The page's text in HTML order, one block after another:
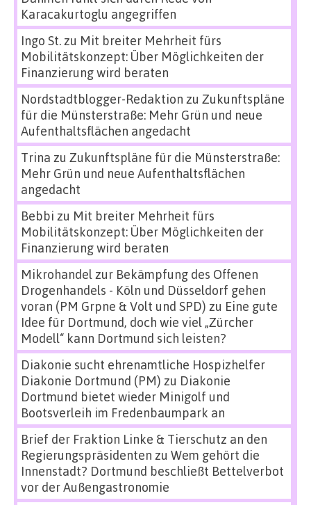
Karacakurtoglu angegriffen
Ingo St.zu Mit breiter Mehrheit fürs
Mobilitätskonzept: Über Möglichkeiten der
Finanzierung wird beraten
Nordstadtblogger-Redaktion zu Zukunftspläne
für die Münsterstraße: Mehr Grün und neue
Aufenthaltsflächen angedacht
Trina zu Zukunftspläne für die Münsterstraße:
Mehr Grün und neue Aufenthaltsflächen
angedacht
Bebbi zu Mit breiter Mehrheit fürs
Mobilitätskonzept: Über Möglichkeiten der
Finanzierung wird beraten
Mikrohandel zur Bekämpfung des Offenen
Drogenhandels - Köln und Düsseldorf gehen
voran (PM Grpne & Volt und SPD) zu Eine gute
Idee für Dortmund, doch wie viel „Zürcher
Modell“ kann Dortmund sich leisten?
Diakonie sucht ehrenamtliche Hospizhelfer
Diakonie Dortmund (PM) zu Diakonie
Dortmund bietet wieder Minigolf und
Bootsverleih im Fredenbaumpark an
Brief der Fraktion Linke & Tierschutz an den
Regierungspräsidenten zu Wem gehört die
Innenstadt? Dortmund beschließt Bettelverbot
vor der Außengastronomie